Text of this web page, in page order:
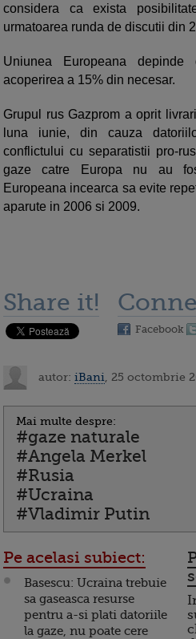
considera ca exista
urmatoarea runda de discutii din
Uniunea Europeana
acoperirea a 15% din necesar.
Grupul rus Gazprom a oprit
luna iunie, din cauza
conflictului cu separatistii pro-
gaze catre Europa nu au
Europeana incearca sa evite
aparute in 2006 si 2009.
Share it!
Facebook
autor: iBani , 25 octombrie
Mai multe despre:
#gaze naturale
#Angela Merkel
#Rusia
#Ucraina
#Vladimir Putin
Pe acelasi subiect:
Basescu: Ucraina trebuie
sa gaseasca resurse
pentru a-si plati datoriile
la gaze, nu poate cere